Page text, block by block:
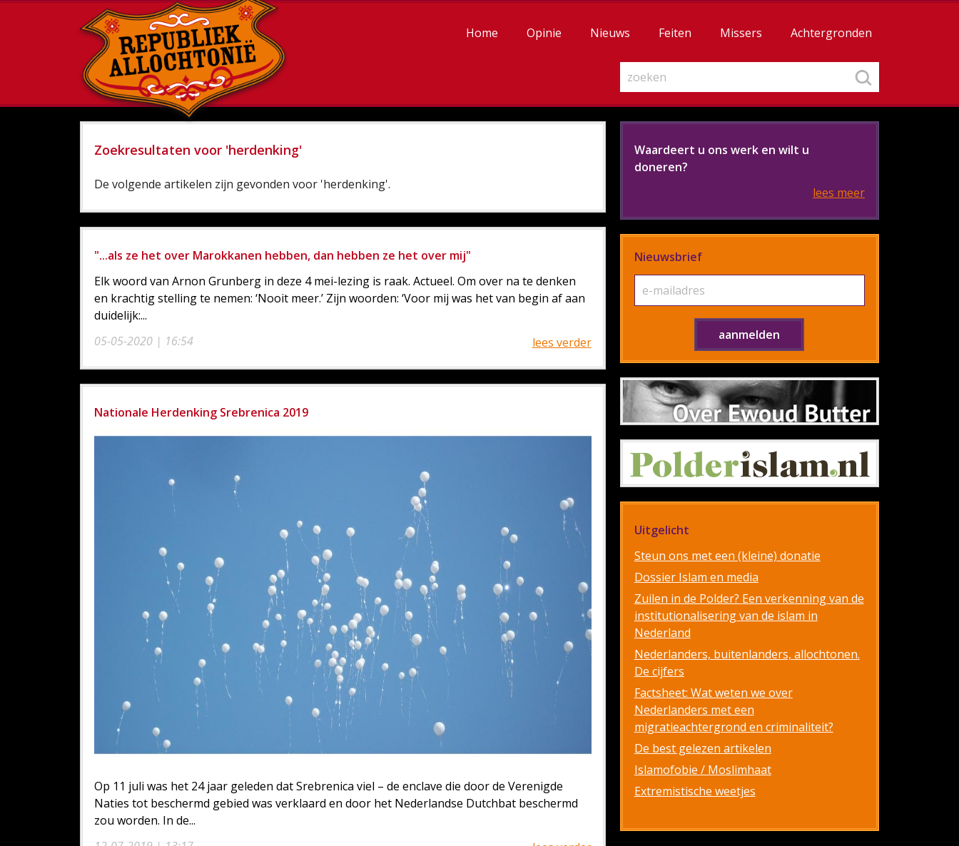
Home Opinie Nieuws Feiten Missers Achtergronden
Zoekresultaten voor 'herdenking'
De volgende artikelen zijn gevonden voor 'herdenking'.
"...als ze het over Marokkanen hebben, dan hebben ze het over mij"
05-05-2020 | 16:54
Elk woord van Arnon Grunberg in deze 4 mei-lezing is raak. Actueel. Om over na te denken
en krachtig stelling te nemen: ‘Nooit meer.’ Zijn woorden: ‘Voor mij was het van begin af aan
duidelijk:...
lees verder
Nationale Herdenking Srebrenica 2019
Op 11 juli was het 24 jaar geleden dat Srebrenica viel – de enclave die door de Verenigde
Naties tot beschermd gebied was verklaard en door het Nederlandse Dutchbat beschermd
zou worden. In de...
Waardeert u ons werk en wilt u
doneren?
lees meer
Nieuwsbrief
Uitgelicht
Steun ons met een (kleine) donatie
Dossier Islam en media
Zuilen in de Polder? Een verkenning van de
institutionalisering van de islam in
Nederland
Nederlanders, buitenlanders, allochtonen.
De cijfers
Factsheet: Wat weten we over
Nederlanders met een
migratieachtergrond en criminaliteit?
De best gelezen artikelen
Islamofobie / Moslimhaat
Extremistische weetjes